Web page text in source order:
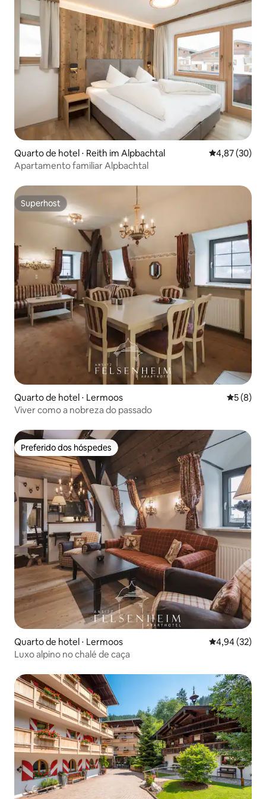
Quarto de hotel ⋅ Reith im Alpbachtal 4,87 de uma
4,87 (30)
Apartamento familiar Alpbachtal
Superhost
Superhost
Quarto de hotel ⋅ Lermoos 5 de
5 (8)
Viver como a nobreza do passado
Preferido dos hóspedes
Preferido dos hóspedes
Quarto de hotel ⋅ Lermoos 4,94 de uma
4,94 (32)
Luxo alpino no chalé de caça